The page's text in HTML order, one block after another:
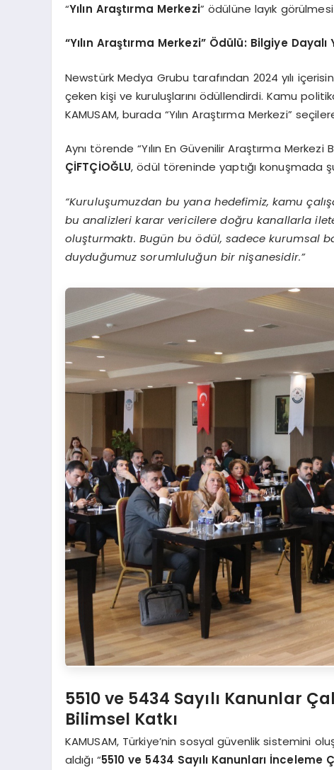
“Yılın Araştırma Merkezi” ödülüne layık
“Yılın Araştırma Merkezi” Ödülü: Bilgiye
Newstürk Medya Grubu tarafından 2024 yılı
çeken kişi ve kuruluşlarını ödüllendirdi. Kamu
KAMUSAM, burada “Yılın Araştırma Merkezi”
Aynı törende “Yılın En Güvenilir Araştırma Merkezi
ÇİFTÇİOĞLU, ödül töreninde yaptığı konuşmada
“Kuruluşumuzdan bu yana hedefimiz, kamu
bu analizleri karar vericilere doğru kanallarla
oluşturmaktı. Bugün bu ödül, sadece kurumsal
duyduğumuz sorumluluğun bir nişanesidir.”
5510 ve 5434 Sayılı Kanunlar
Bilimsel Katkı
KAMUSAM, Türkiye’nin sosyal güvenlik sistemini
aldığı “5510 ve 5434 Sayılı Kanunları İnceleme